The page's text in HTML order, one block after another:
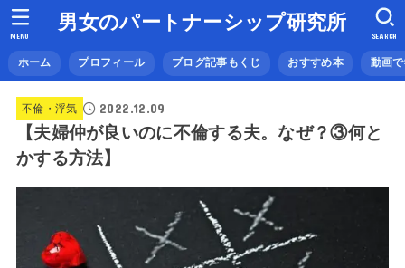
男女のパートナーシップ研究所
ホーム プロフィール ブログ記事もくじ おすすめ本 動画
SEARCH
MENU
不倫・浮気 2022.12.09
【夫婦仲が良いのに不倫する夫。なぜ？③何と
かする方法】